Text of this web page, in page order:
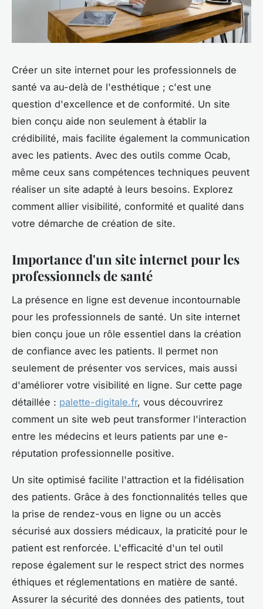
Créer un site internet pour les professionnels de
santé va au-delà de l'esthétique ; c'est une
question d'excellence et de conformité. Un site
bien conçu aide non seulement à établir la
crédibilité, mais facilite également la communication
avec les patients. Avec des outils comme Ocab,
même ceux sans compétences techniques peuvent
réaliser un site adapté à leurs besoins. Explorez
comment allier visibilité, conformité et qualité dans
votre démarche de création de site.
Importance d'un site internet pour les
professionnels de santé
La présence en ligne est devenue incontournable
pour les professionnels de santé. Un site internet
bien conçu joue un rôle essentiel dans la création
de confiance avec les patients. Il permet non
seulement de présenter vos services, mais aussi
d'améliorer votre visibilité en ligne. Sur cette page
détaillée : palette-digitale.fr, vous découvrirez
comment un site web peut transformer l'interaction
entre les médecins et leurs patients par une e-
réputation professionnelle positive.
Un site optimisé facilite l'attraction et la fidélisation
des patients. Grâce à des fonctionnalités telles que
la prise de rendez-vous en ligne ou un accès
sécurisé aux dossiers médicaux, la praticité pour le
patient est renforcée. L'efficacité d'un tel outil
repose également sur le respect strict des normes
éthiques et réglementations en matière de santé.
Assurer la sécurité des données des patients, tout